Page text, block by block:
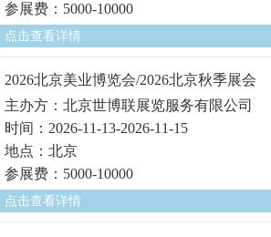
参展费：5000-10000
点击查看详情
2026北京美业博览会/2026北京秋季展会
主办方：北京世博联展览服务有限公司
时间：2026-11-13-2026-11-15
地点：北京
参展费：5000-10000
点击查看详情